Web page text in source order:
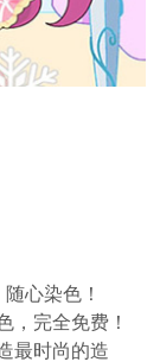
心染色！
，完全免费！
最时尚的造